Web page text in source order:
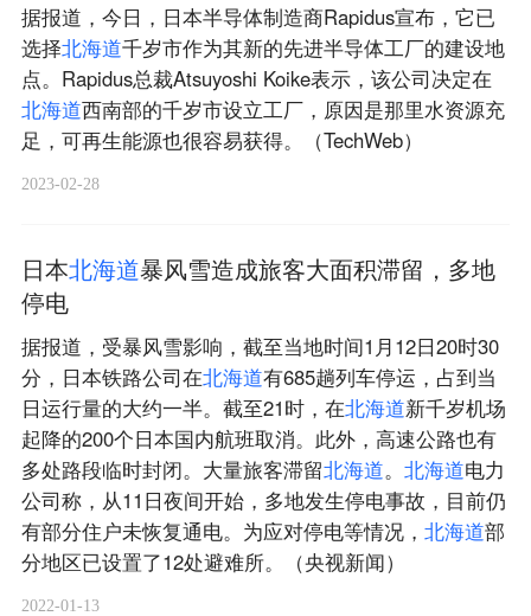
据报道，今日，日本半导体制造商Rapidus宣布，它已
选择北海道千岁市作为其新的先进半导体工厂的建设地
点。Rapidus总裁Atsuyoshi Koike表示，该公司决定在
北海道西南部的千岁市设立工厂，原因是那里水资源充
足，可再生能源也很容易获得。（TechWeb）
2023-02-28
日本北海道暴风雪造成旅客大面积滞留，多地
停电
据报道，受暴风雪影响，截至当地时间1月12日20时30
分，日本铁路公司在北海道有685趟列车停运，占到当
日运行量的大约一半。截至21时，在北海道新千岁机场
起降的200个日本国内航班取消。此外，高速公路也有
多处路段临时封闭。大量旅客滞留北海道。 北海道电力
公司称，从11日夜间开始，多地发生停电事故，目前仍
有部分住户未恢复通电。为应对停电等情况， 北海道部
分地区已设置了12处避难所。（央视新闻）
2022-01-13